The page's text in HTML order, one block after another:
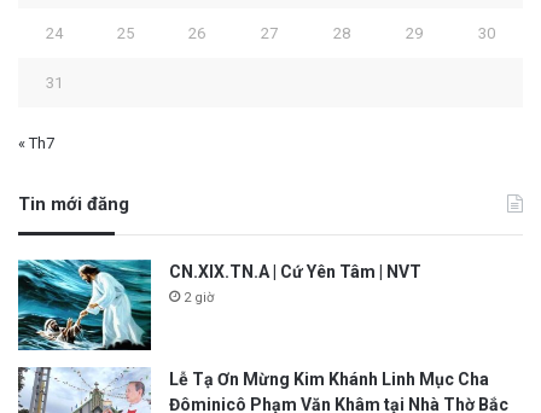
24 25 26 27 28 29 30
31
« Th7
Tin mới đăng
CN.XIX.TN.A | Cứ Yên Tâm | NVT
2 giờ
Lễ Tạ Ơn Mừng Kim Khánh Linh Mục Cha
Đôminicô Phạm Văn Khâm tại Nhà Thờ Bắc